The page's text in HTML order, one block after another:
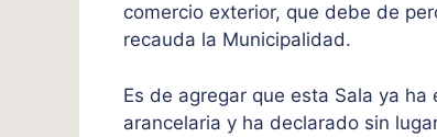
comercio exterior, que debe de
recauda la Municipalidad.
Es de agregar que esta Sala ya
arancelaria y ha declarado sin